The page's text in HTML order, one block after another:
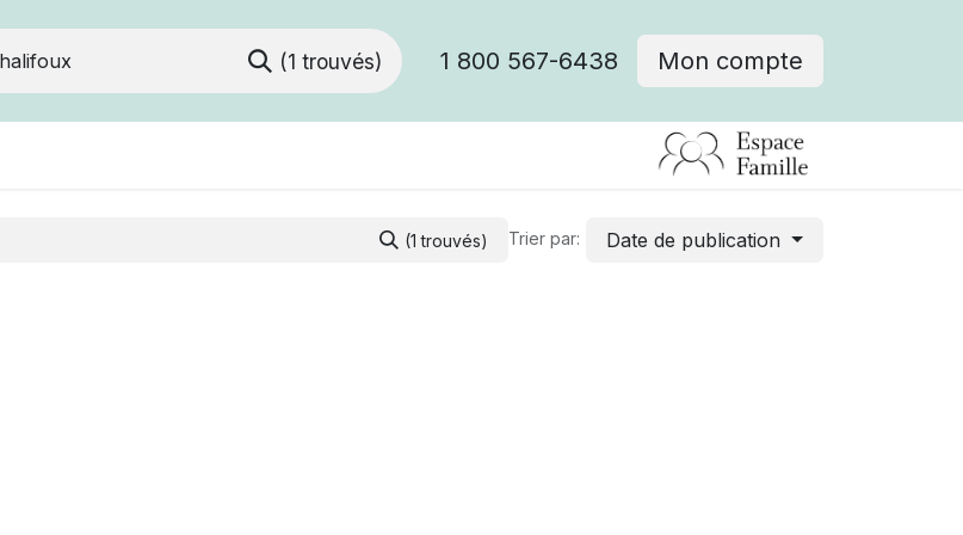
(1 trouvés) 1 800 567-6438 Mon compte
(1 trouvés) Trier par: Date de publication